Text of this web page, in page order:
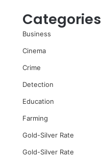
Categories
Business
Cinema
Crime
Detection
Education
Farming
Gold-Silver Rate
Gold-Silver Rate